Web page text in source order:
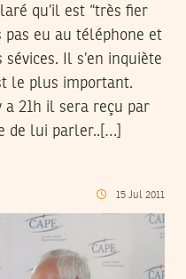
qu’il est “très fier
eu au téléphone et
sévices. Il s’en inquiète
le plus important.
a 21h il sera reçu par
de lui parler..[…]
15 Jul 2011